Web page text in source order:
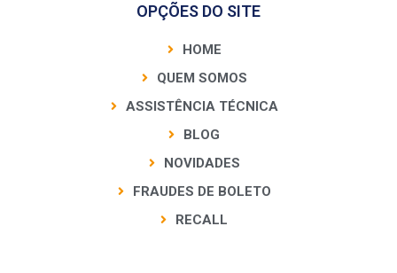
OPÇÕES DO SITE
HOME
QUEM SOMOS
ASSISTÊNCIA TÉCNICA
BLOG
NOVIDADES
FRAUDES DE BOLETO
RECALL